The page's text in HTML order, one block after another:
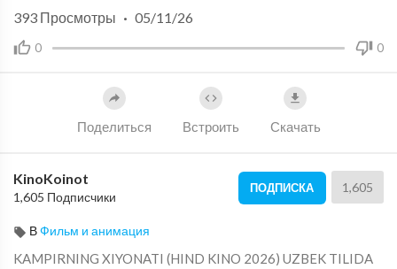
0 0
393 Просмотры · 05/11/26
Поделиться Встроить Скачать
KinoKoinot
1,605 Подписчики
ПОДПИСКА 1,605
ВФильм и анимация
⁣KAMPIRNING XIYONATI (HIND KINO 2026) UZBEK TILIDA